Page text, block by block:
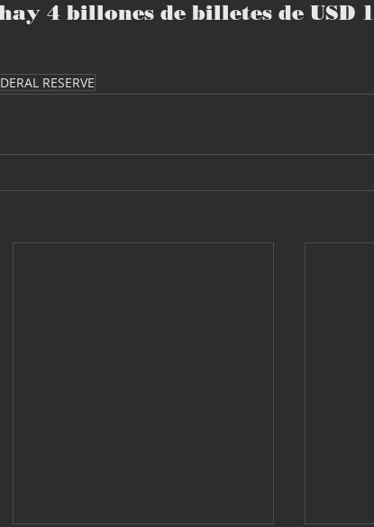
4 billones de billetes de USD
RESERVE